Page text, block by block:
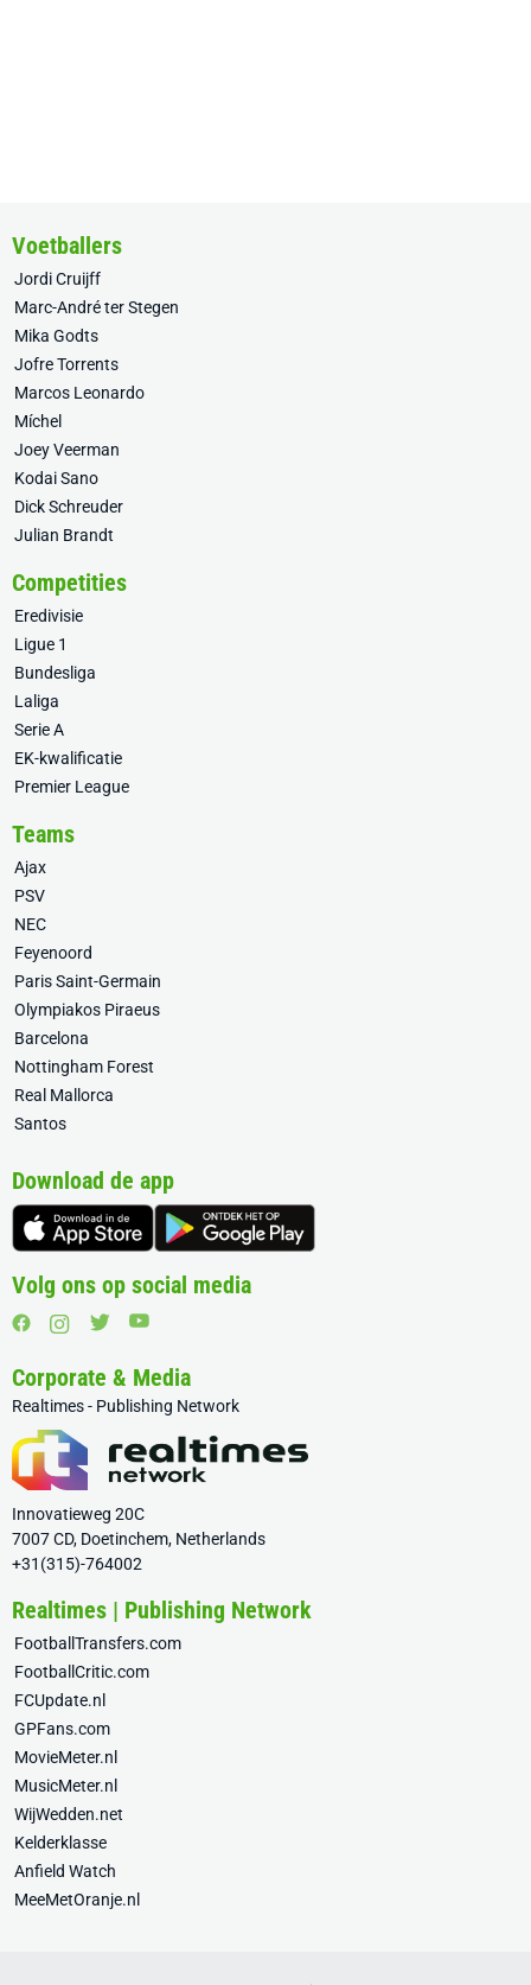
Voetballers
Jordi Cruijff
Marc-André ter Stegen
Mika Godts
Jofre Torrents
Marcos Leonardo
Míchel
Joey Veerman
Kodai Sano
Dick Schreuder
Julian Brandt
Competities
Eredivisie
Ligue 1
Bundesliga
Laliga
Serie A
EK-kwalificatie
Premier League
Teams
Ajax
PSV
NEC
Feyenoord
Paris Saint-Germain
Olympiakos Piraeus
Barcelona
Nottingham Forest
Real Mallorca
Santos
Download de app
Volg ons op social media
Corporate & Media
Realtimes - Publishing Network
Innovatieweg 20C
7007 CD, Doetinchem, Netherlands
+31(315)-764002
Realtimes | Publishing Network
FootballTransfers.com
FootballCritic.com
FCUpdate.nl
GPFans.com
MovieMeter.nl
MusicMeter.nl
WijWedden.net
Kelderklasse
Anfield Watch
MeeMetOranje.nl